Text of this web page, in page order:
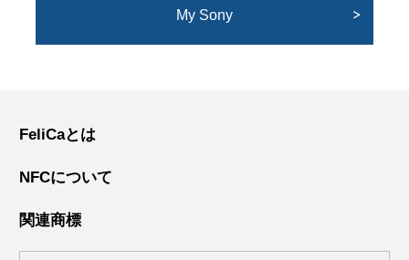
My Sony
FeliCaとは
NFCについて
関連商標